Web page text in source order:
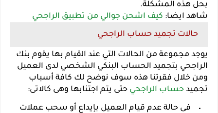
بحل هذه المشكلة.
شاهد ايضا: كيف اشحن جوالي من تطبيق الراجحي
حالات تجميد حساب الراجحي
يوجد مجموعة من الحالات التي عند القيام بها يقوم بنك
الراجحي بتجميد الحساب البنكي الشخصي لدى العميل
ومن خلال فقرتنا هذه سوف نوضح لك كافة أسباب
تجميد حساب الراجحي حتى يتم اجتنابها وهى كالاتى:
فى حالة عدم قيام العميل بإيداع أو سحب عملات